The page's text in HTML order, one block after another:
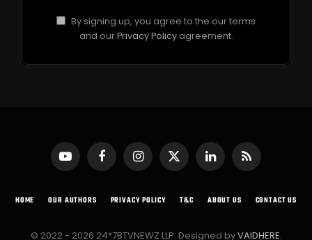
By signing up, you agree to the our terms
and ourPrivacy Policyagreement.
YouTubeFacebookInstagram
X
(Twitter)
LinkedInRSS
HOME OUR AUTHORS PRIVACY POLICY T&C ABOUT US CONTACT US
© 2022 - 2026 24*7BTVNEWZ LLP. Designed byVAIDHERE.